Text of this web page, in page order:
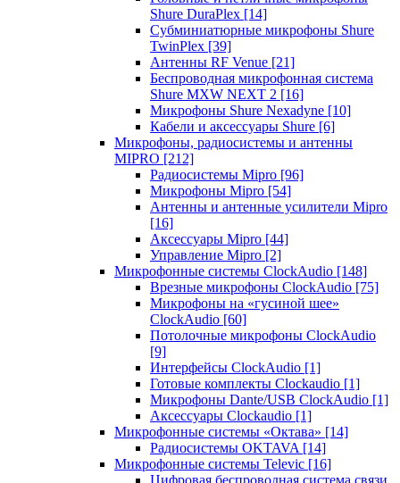
Shure DuraPlex [14]
Субминиатюрные микрофоны Shure
TwinPlex [39]
Антенны RF Venue [21]
Беспроводная микрофонная система
Shure MXW NEXT 2 [16]
Микрофоны Shure Nexadyne [10]
Кабели и аксессуары Shure [6]
Микрофоны, радиосистемы и антенны
MIPRO [212]
Радиосистемы Mipro [96]
Микрофоны Mipro [54]
Антенны и антенные усилители Mipro
[16]
Аксессуары Mipro [44]
Управление Mipro [2]
Микрофонные системы ClockAudio [148]
Врезные микрофоны ClockAudio [75]
Микрофоны на «гусиной шее»
ClockAudio [60]
Потолочные микрофоны ClockAudio
[9]
Интерфейсы ClockAudio [1]
Готовые комплекты Clockaudio [1]
Микрофоны Dante/USB ClockAudio [1]
Аксессуары Clockaudio [1]
Микрофонные системы «Октава» [14]
Радиосистемы OKTAVA [14]
Микрофонные системы Televic [16]
Цифровая беспроводная система связи